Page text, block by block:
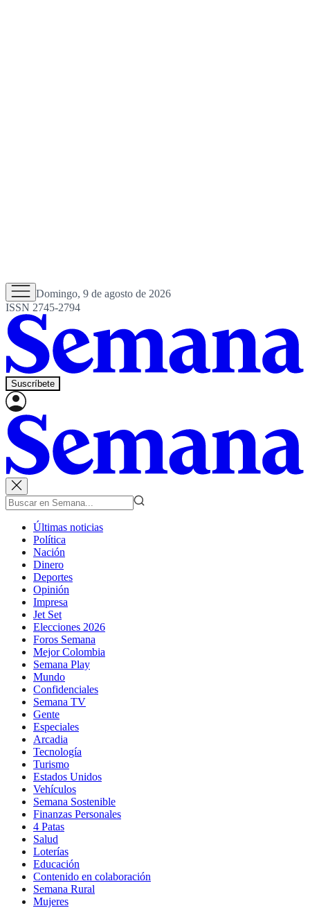
Domingo, 9 de agosto de 2026
ISSN 2745-2794
Suscríbete
Últimas noticias
Política
Nación
Dinero
Deportes
Opinión
Impresa
Jet Set
Elecciones 2026
Foros Semana
Mejor Colombia
Semana Play
Mundo
Confidenciales
Semana TV
Gente
Especiales
Arcadia
Tecnología
Turismo
Estados Unidos
Vehículos
Semana Sostenible
Finanzas Personales
4 Patas
Salud
Loterías
Educación
Contenido en colaboración
Semana Rural
Mujeres